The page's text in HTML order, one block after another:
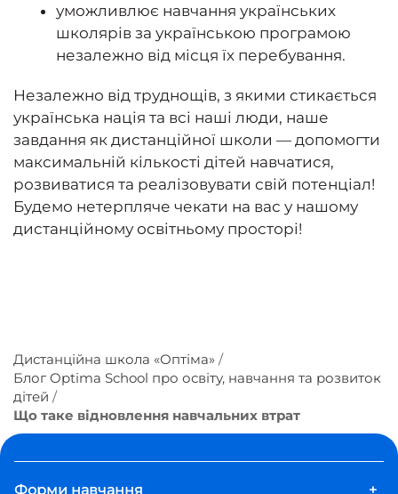
уможливлює навчання українських
школярів за українською програмою
незалежно від місця їх перебування.
Незалежно від труднощів, з якими стикається
українська нація та всі наші люди, наше
завдання як дистанційної школи — допомогти
максимальній кількості дітей навчатися,
розвиватися та реалізовувати свій потенціал!
Будемо нетерпляче чекати на вас у нашому
дистанційному освітньому просторі!
Дистанційна школа «Оптіма»
Блог Optima School про освіту, навчання та розвиток
дітей
Що таке відновлення навчальних втрат
Форми навчання +